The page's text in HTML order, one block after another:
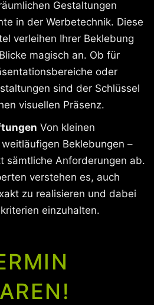
Gestaltungen
in der Werbetechnik. Diese
verleihen Ihrer Beklebung
magisch an. Ob für
oder
sind der Schlüssel
visuellen Präsenz.
Von kleinen
Beklebungen –
sämtliche Anforderungen ab.
verstehen es, auch
zu realisieren und dabei
einzuhalten.